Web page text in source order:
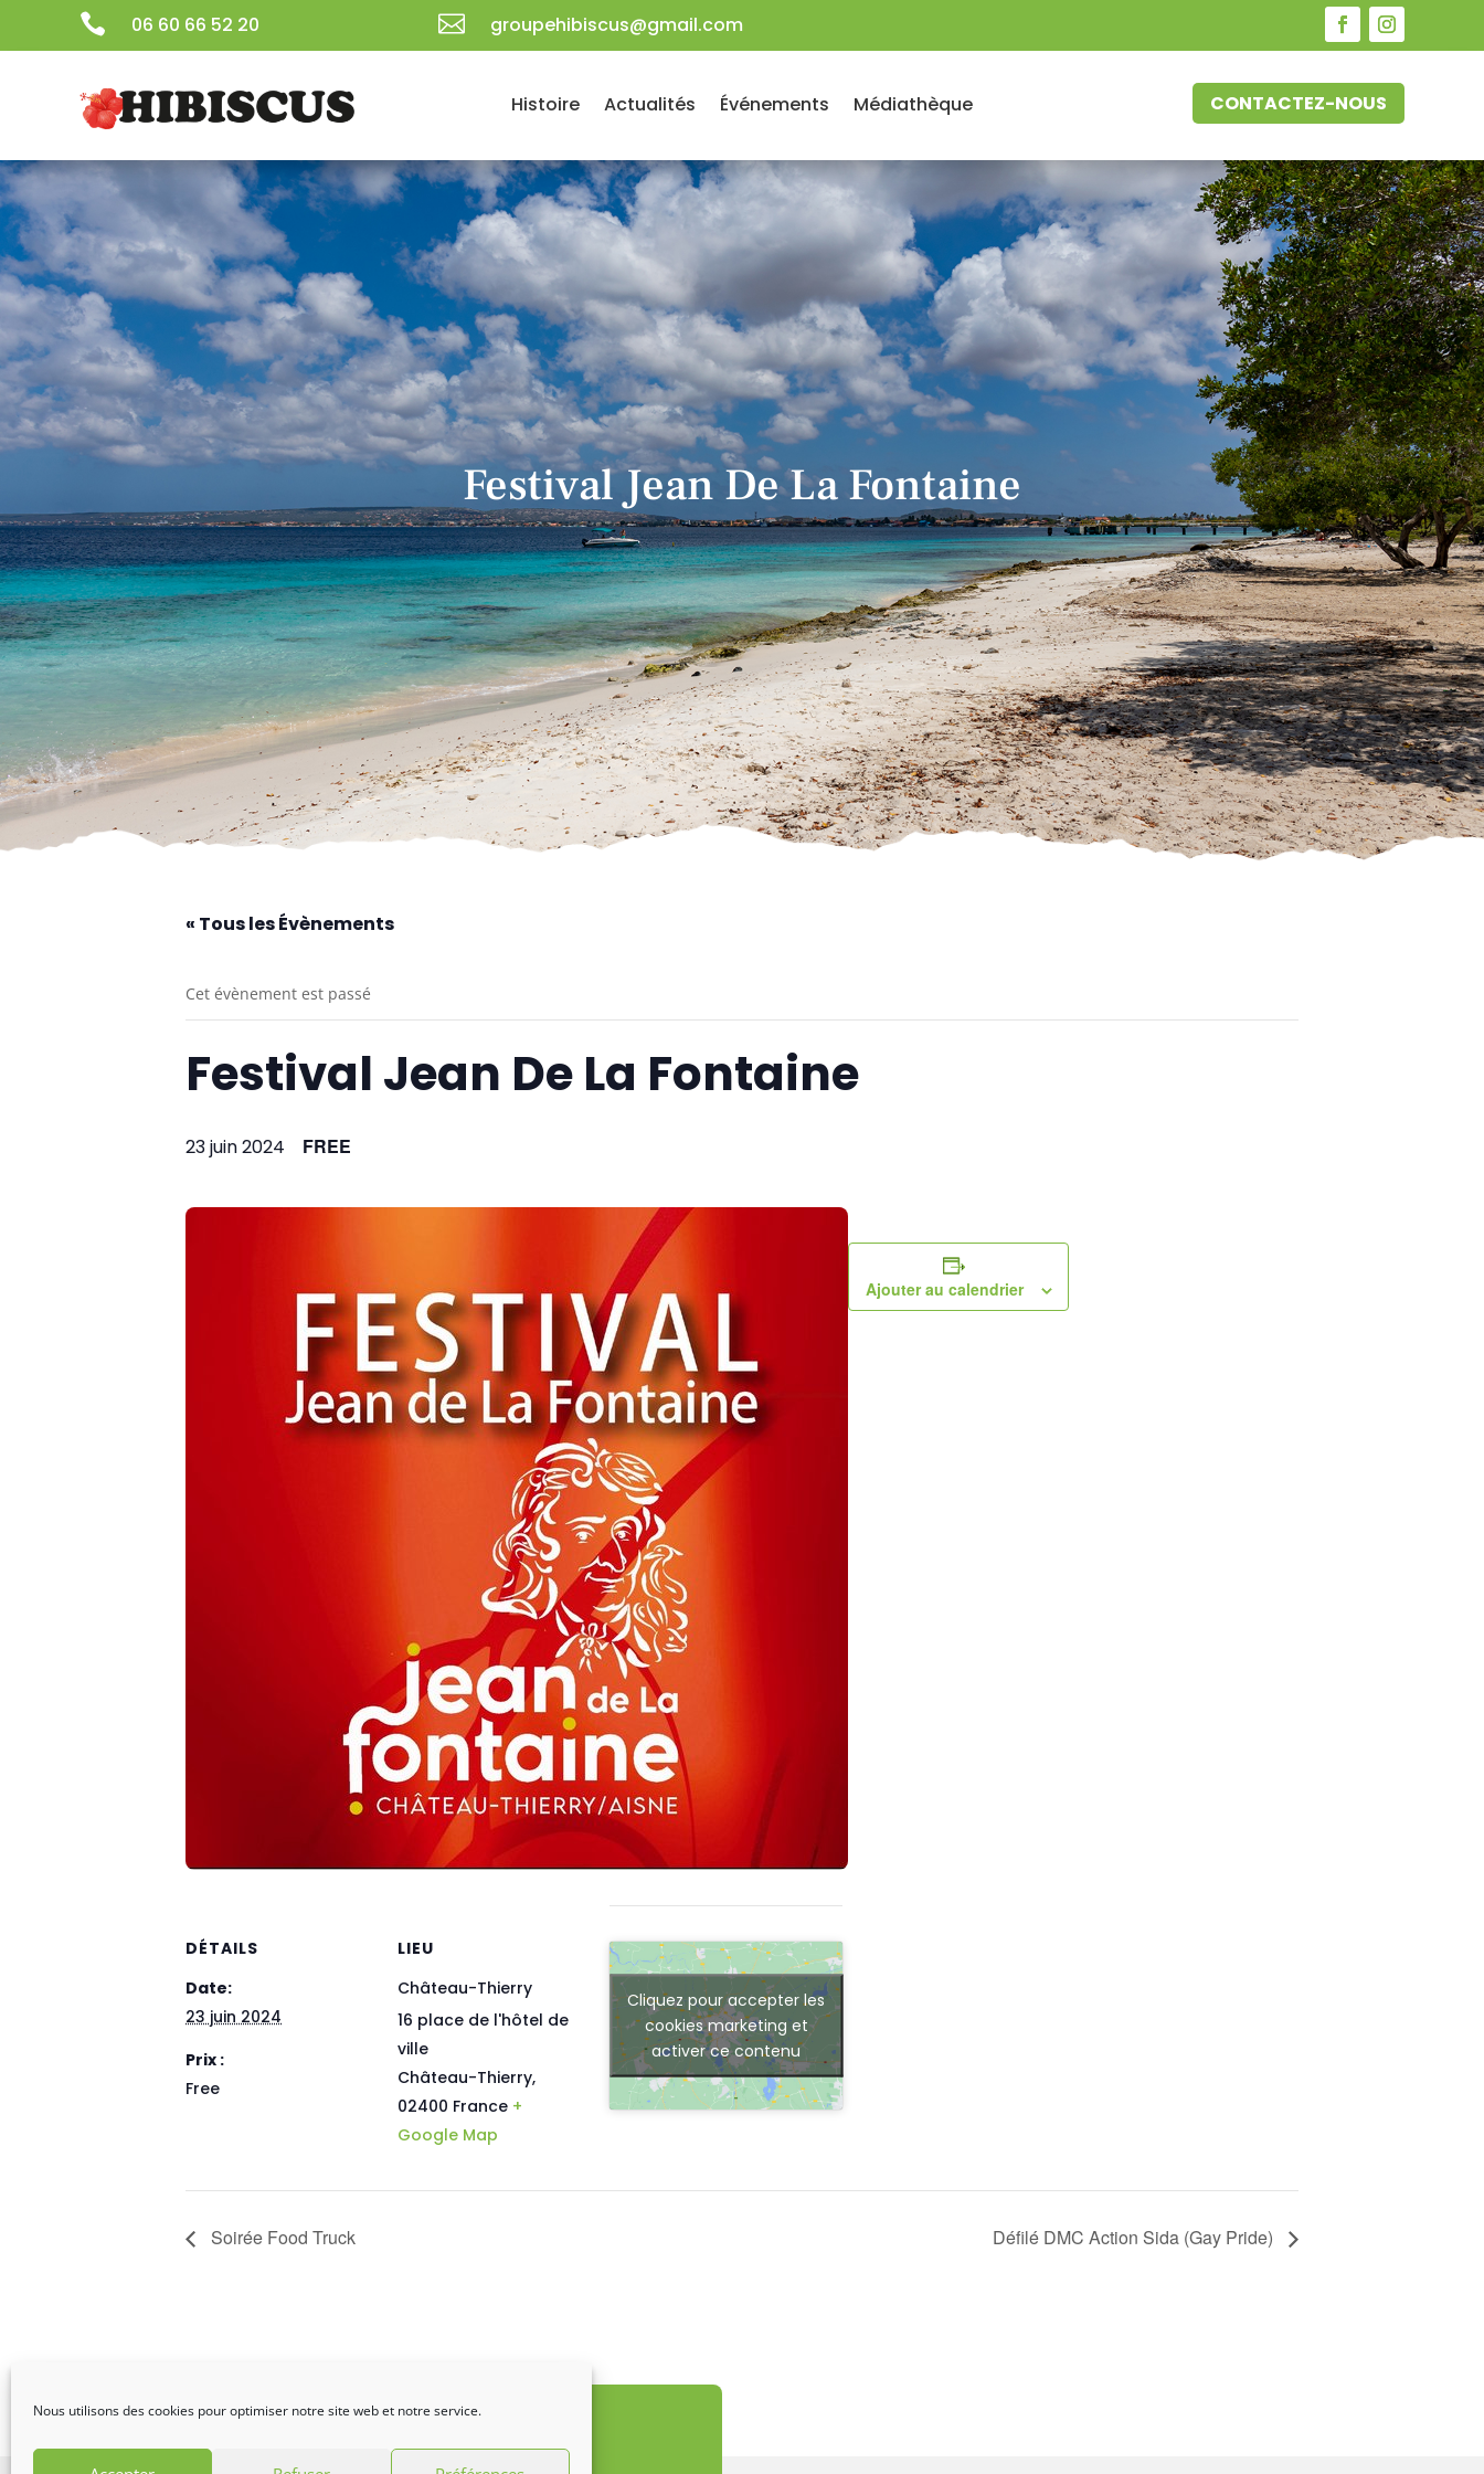
Nous utilisons des cookies pour optimiser notre site web et notre service.
 06 60 66 52 20  groupehibiscus@gmail.com
Histoire Actualités Événements Médiathèque CONTACTEZ-NOUS
Festival Jean De La Fontaine
« Tous les Évènements
Cet évènement est passé
Festival Jean De La Fontaine
23 juin 2024 FREE
Ajouter au calendrier
DÉTAILS
Date:
23 juin 2024
Prix :
Free
LIEU
Château-Thierry
16 place de l'hôtel de
ville
Château-Thierry,
02400 France +
Google Map
Cliquez pour accepter les
cookies marketing et
activer ce contenu
Soirée Food Truck Défilé DMC Action Sida (Gay Pride)